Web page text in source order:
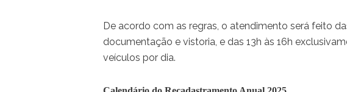
De acordo com as regras, o atendimento será feito
documentação e vistoria, e das 13h às 16h
veículos por dia.